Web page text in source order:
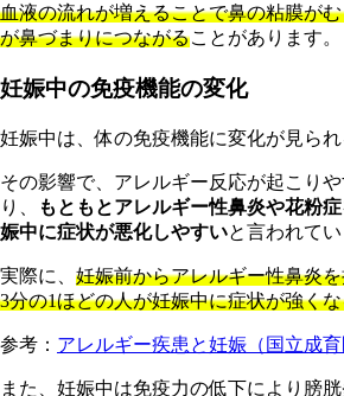
血液の流れが増えることで鼻の粘膜が
が鼻づまりにつながることがあります。
妊娠中の免疫機能の変化
妊娠中は、体の免疫機能に変化が見られ
その影響で、アレルギー反応が起こり
り、
もともとアレルギー性鼻炎や花粉
娠中に症状が悪化しやすいと言われてい
実際に、 妊娠前からアレルギー性鼻炎
3分の1ほどの人が妊娠中に症状が強く
参考： アレルギー疾患と妊娠（国立成育
また、妊娠中は免疫力の低下により膀